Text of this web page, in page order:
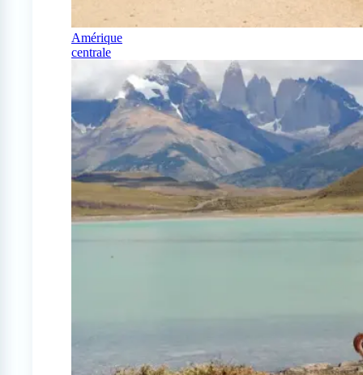
Amérique
centrale